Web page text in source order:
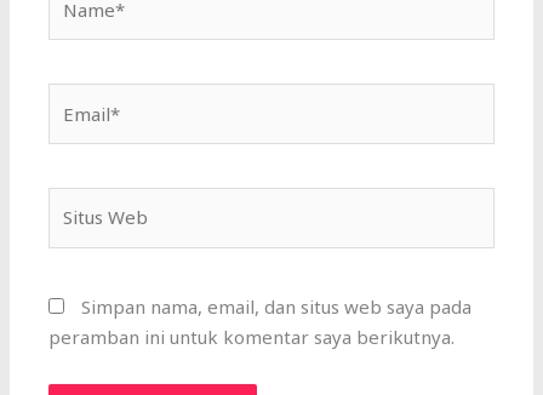
Web
Simpan nama, email, dan situs web saya pada
peramban ini untuk komentar saya berikutnya.